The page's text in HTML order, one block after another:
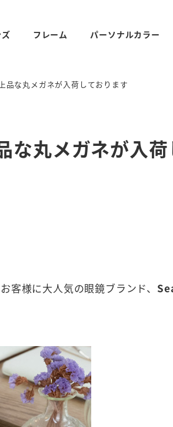
フレーム パーソナルカラー
品な丸メガネが入荷しております
な丸メガネが入
客様に大人気の眼鏡ブランド、